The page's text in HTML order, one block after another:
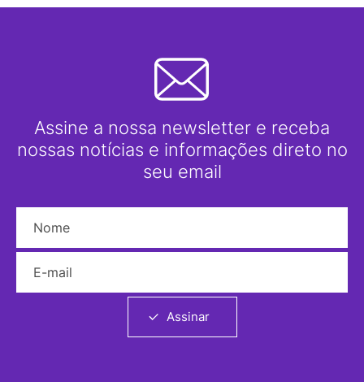
Assine a nossa newsletter e receba
nossas notícias e informações direto no
seu email
Assinar